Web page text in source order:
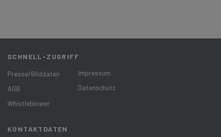
SCHNELL-ZUGRIFF
Presse/Bilddaten
AGB
Whistleblower
Impressum
Datenschutz
KONTAKTDATEN